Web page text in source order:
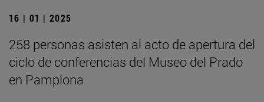
16 | 01 | 2025
258 personas asisten al acto de apertura del
ciclo de conferencias del Museo del Prado
en Pamplona